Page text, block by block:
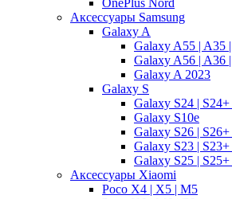
OnePlus Nord
Аксессуары Samsung
Galaxy A
Galaxy A55 | A35
Galaxy A56 | A36
Galaxy A 2023
Galaxy S
Galaxy S24 |
Galaxy S10e
Galaxy S26 |
Galaxy S23 |
Galaxy S25 |
Аксессуары Xiaomi
Poco X4 | X5 | M5